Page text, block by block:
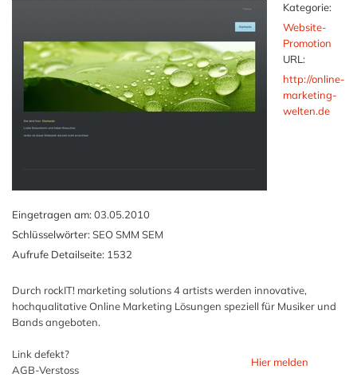
Kategorie:
Website-
Promotion
URL:
http://online-
marketing-
welten.de
Eingetragen am: 03.05.2010
Schlüsselwörter: SEO SMM SEM
Aufrufe Detailseite: 1532
Durch rockIT! marketing solutions 4 artists werden innovative,
hochqualitative Online Marketing Lösungen speziell für Musiker und
Bands angeboten.
Link defekt?
AGB-Verstoss
Hier melden